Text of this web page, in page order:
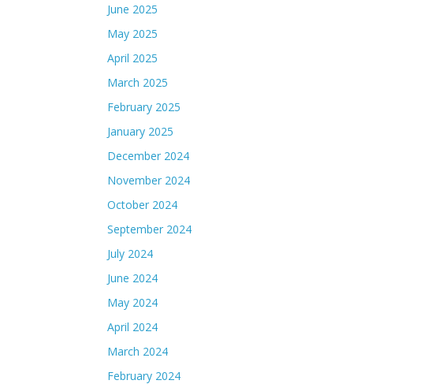
June 2025
May 2025
April 2025
March 2025
February 2025
January 2025
December 2024
November 2024
October 2024
September 2024
July 2024
June 2024
May 2024
April 2024
March 2024
February 2024